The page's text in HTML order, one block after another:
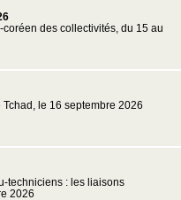
des collectivités, du 15 au
Tchad, le 16 septembre 2026
techniciens : les liaisons
2026